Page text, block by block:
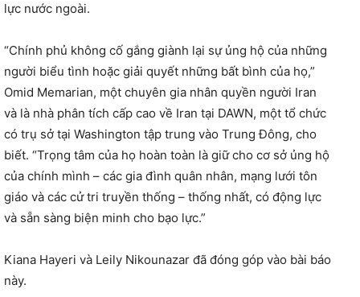
lực nước ngoài.
“Chính phủ không cố gắng giành lại sự ủng hộ của những
người biểu tình hoặc giải quyết những bất bình của họ,”
Omid Memarian, một chuyên gia nhân quyền người Iran
và là nhà phân tích cấp cao về Iran tại DAWN, một tổ chức
có trụ sở tại Washington tập trung vào Trung Đông, cho
biết. “Trọng tâm của họ hoàn toàn là giữ cho cơ sở ủng hộ
của chính mình – các gia đình quân nhân, mạng lưới tôn
giáo và các cử tri truyền thống – thống nhất, có động lực
và sẵn sàng biện minh cho bạo lực.”
Kiana Hayeri và Leily Nikounazar đã đóng góp vào bài báo
này.